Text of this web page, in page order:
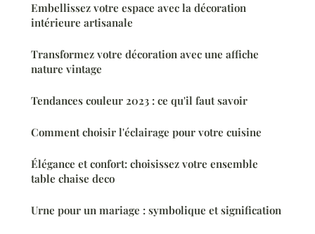
Embellissez votre espace avec la décoration
intérieure artisanale
Transformez votre décoration avec une affiche
nature vintage
Tendances couleur 2023 : ce qu'il faut savoir
Comment choisir l'éclairage pour votre cuisine
Élégance et confort: choisissez votre ensemble
table chaise deco
Urne pour un mariage : symbolique et signification